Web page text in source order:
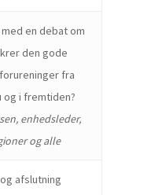
en debat om
den gode
fra
og i fremtiden?
enhedsleder,
og alle
afslutning